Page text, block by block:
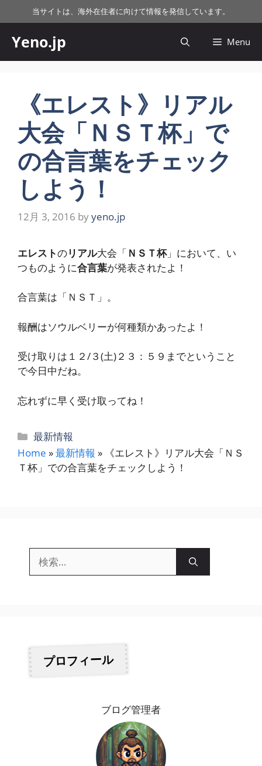
ン
ツ
当サイトは、海外在住者に向けて情報を発信しています。
Yeno.jp Menu
《エレスト》リアル
大会「ＮＳＴ杯」で
の合言葉をチェック
しよう！
12月 3, 2016 byyeno.jp
エレストのリアル大会「 ＮＳＴ杯」において、い
つものように合言葉が発表されたよ！
合言葉は「ＮＳＴ」。
報酬はソウルベリーが何種類かあったよ！
受け取りは１２/３(土)２３：５９までということ
で今日中だね。
忘れずに早く受け取ってね！
カ
テ
ゴ
最新情報
Home »最新情報 » 《エレスト》リアル大会「ＮＳ
Ｔ杯」での合言葉をチェックしよう！
索:
プロフィール
ブログ管理者